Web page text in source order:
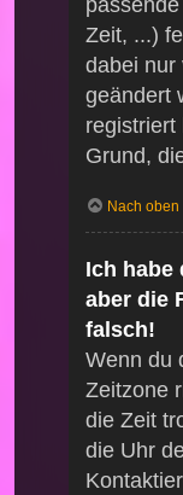
Zeit, ...)
dabei nur
geändert
registriert
Grund,
Nach oben
Ich habe
aber die
falsch!
Wenn du
Zeitzone
die Zeit
die Uhr